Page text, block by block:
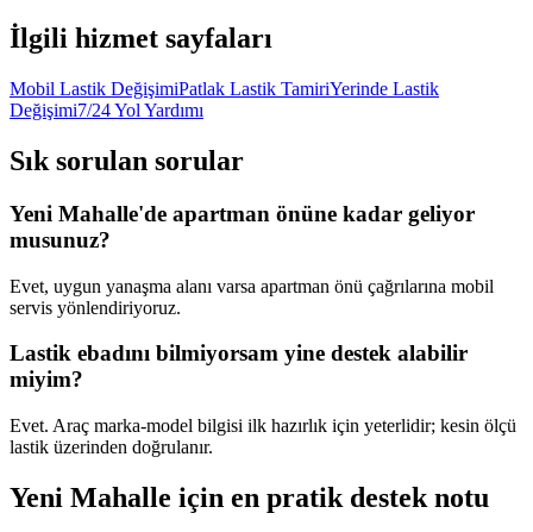
İlgili hizmet sayfaları
Mobil Lastik DeğişimiPatlak Lastik TamiriYerinde Lastik
Değişimi7/24 Yol Yardımı
Sık sorulan sorular
Yeni Mahalle'de apartman önüne kadar geliyor
musunuz?
Evet, uygun yanaşma alanı varsa apartman önü çağrılarına mobil
servis yönlendiriyoruz.
Lastik ebadını bilmiyorsam yine destek alabilir
miyim?
Evet. Araç marka-model bilgisi ilk hazırlık için yeterlidir; kesin ölçü
lastik üzerinden doğrulanır.
Yeni Mahalle için en pratik destek notu